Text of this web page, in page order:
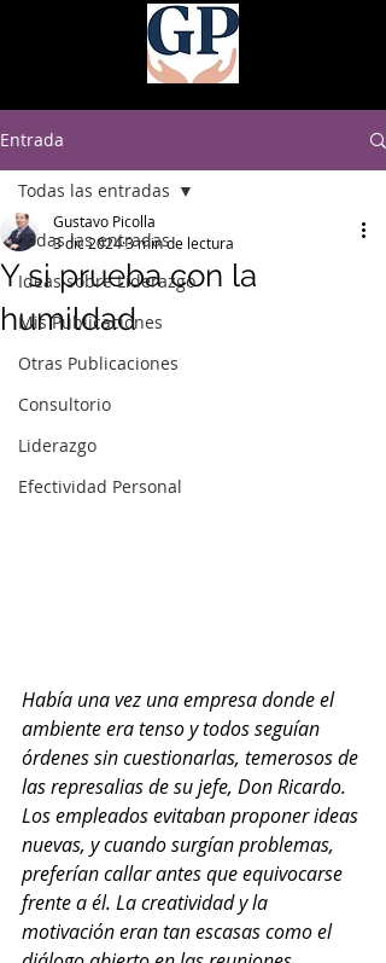
Entrada
Todas las entradas
Ideas sobre Liderazgo
Mis Publicaciones
Otras Publicaciones
Consultorio
Liderazgo
Efectividad Personal
Todas las entradas
Y si prueba con la
humildad
Gustavo Picolla
3 dic 20243 min de lectura
Había una vez una empresa donde el
ambiente era tenso y todos seguían
órdenes sin cuestionarlas, temerosos de
las represalias de su jefe, Don Ricardo.
Los empleados evitaban proponer ideas
nuevas, y cuando surgían problemas,
preferían callar antes que equivocarse
frente a él. La creatividad y la
motivación eran tan escasas como el